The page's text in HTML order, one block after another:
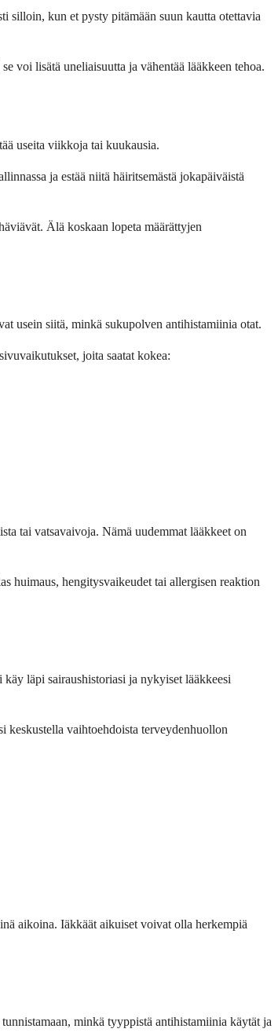
silloin, kun et pysty pitämään suun kautta otettavia
voi lisätä uneliaisuutta ja vähentää lääkkeen tehoa.
useita viikkoja tai kuukausia.
ja estää niitä häiritsemästä jokapäiväistä
Älä koskaan lopeta määrättyjen
usein siitä, minkä sukupolven antihistamiinia otat.
joita saatat kokea:
tai vatsavaivoja. Nämä uudemmat lääkkeet on
huimaus, hengitysvaikeudet tai allergisen reaktion
läpi sairaushistoriasi ja nykyiset lääkkeesi
keskustella vaihtoehdoista terveydenhuollon
aikoina. Iäkkäät aikuiset voivat olla herkempiä
minkä tyyppistä antihistamiinia käytät ja